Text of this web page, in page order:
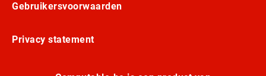
Gebruikersvoorwaarden
Privacy statement